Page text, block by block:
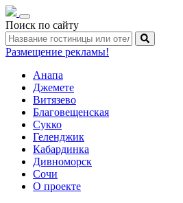
Toggle
navigation
Поиск по сайту
Размещение рекламы!
Анапа
Джемете
Витязево
Благовещенская
Сукко
Геленджик
Кабардинка
Дивноморск
Сочи
О проекте